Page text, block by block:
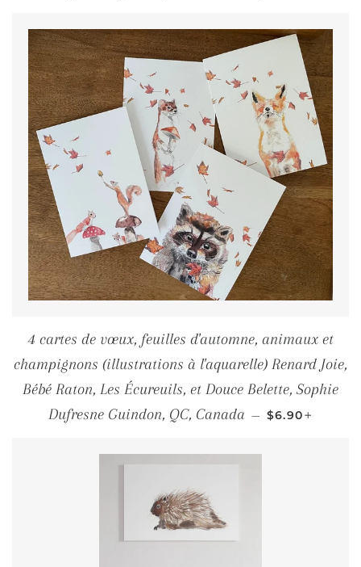
4 cartes de vœux, feuilles d'automne, animaux et
champignons (illustrations à l'aquarelle) Renard Joie,
Bébé Raton, Les Écureuils, et Douce Belette, Sophie
Dufresne Guindon, QC, Canada — PRIX
$6.90